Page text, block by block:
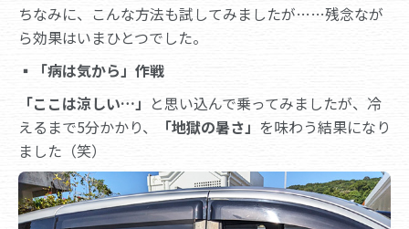
ちなみに、こんな方法も試してみましたが……残念なが
ら効果はいまひとつでした。
▪
「病は気から」作戦
「ここは涼しい…」 と思い込んで乗ってみましたが、冷
えるまで5分かかり、
「地獄の暑さ」 を味わう結果になり
ました（笑）